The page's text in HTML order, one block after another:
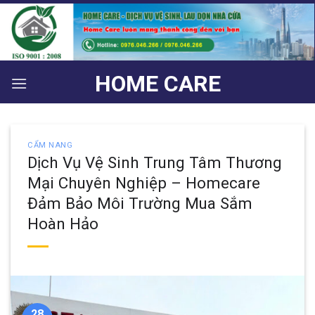
Bỏ
qua
nội
dung
HOME CARE
CẨM NANG
Dịch Vụ Vệ Sinh Trung Tâm Thương
Mại Chuyên Nghiệp – Homecare
Đảm Bảo Môi Trường Mua Sắm
Hoàn Hảo